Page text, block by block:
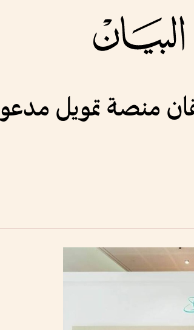
منصة تمويل